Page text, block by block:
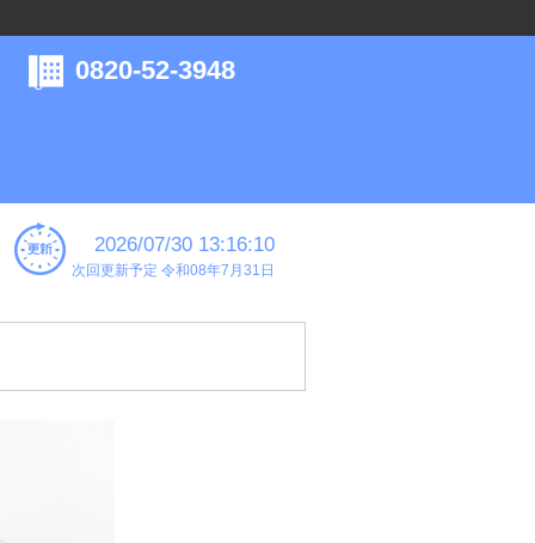
0820-52-3948
2026/07/30 13:16:10
次回更新予定 令和08年7月31日